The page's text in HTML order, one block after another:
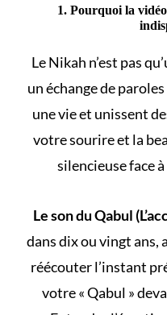
1. Pourquoi la
LeNikah n’est pas
un échange de
une vie et unissent
votre sourire et la
silencieuse face
Le son du Qabul
dans dix ou vingt ans,
réécouter l’instant
votre « Qabul »